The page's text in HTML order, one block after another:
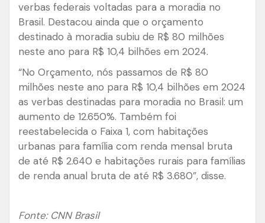
verbas federais voltadas para a moradia no
Brasil. Destacou ainda que o orçamento
destinado à moradia subiu de R$ 80 milhões
neste ano para R$ 10,4 bilhões em 2024.
“No Orçamento, nós passamos de R$ 80
milhões neste ano para R$ 10,4 bilhões em 2024
as verbas destinadas para moradia no Brasil: um
aumento de 12.650%. Também foi
reestabelecida o Faixa 1, com habitações
urbanas para família com renda mensal bruta
de até R$ 2.640 e habitações rurais para famílias
de renda anual bruta de até R$ 3.680”, disse.
Fonte: CNN Brasil